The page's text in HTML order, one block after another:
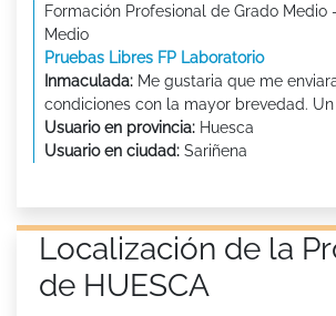
Formación Profesional de Grado Medio
Medio
Pruebas Libres FP Laboratorio
Inmaculada: Me gustaria que me
condiciones con la mayor brevedad.
Usuario en provincia: Huesca
Usuario en ciudad: Sariñena
Localización de la
de HUESCA